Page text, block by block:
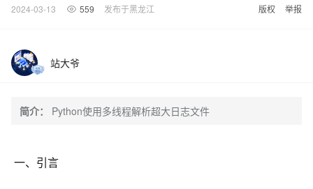
2024-03-13 559 发布于黑龙江 版权 举报
站大爷
简介： Python使用多线程解析超大日志文件
一、引言